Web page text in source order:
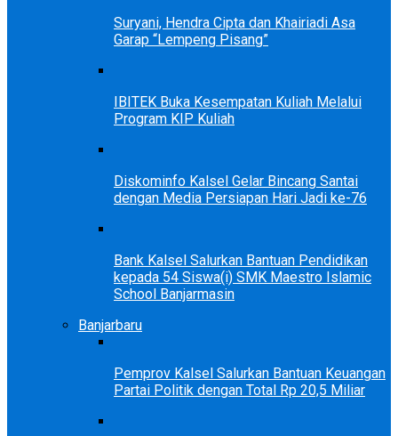
Suryani, Hendra Cipta dan Khairiadi Asa
Garap “Lempeng Pisang”
IBITEK Buka Kesempatan Kuliah Melalui
Program KIP Kuliah
Diskominfo Kalsel Gelar Bincang Santai
dengan Media Persiapan Hari Jadi ke-76
Bank Kalsel Salurkan Bantuan Pendidikan
kepada 54 Siswa(i) SMK Maestro Islamic
School Banjarmasin
Banjarbaru
Pemprov Kalsel Salurkan Bantuan Keuangan
Partai Politik dengan Total Rp 20,5 Miliar